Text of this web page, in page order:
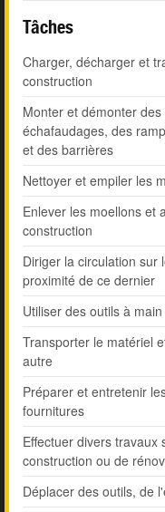
Tâches
Charger, décharger et
construction
Monter et démonter
échafaudages, des
et des barrières
Nettoyer et empiler les
Enlever les moellons et
construction
Diriger la circulation sur
proximité de ce dernier
Utiliser des outils à
Transporter le matériel
autre
Préparer et entretenir
fournitures
Effectuer divers travaux
construction ou de
Déplacer des outils, de